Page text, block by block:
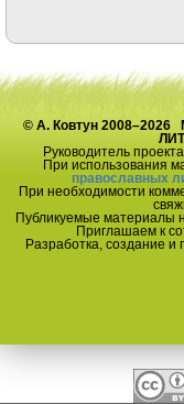
© А. Ковтун
Руководитель
При использования
православных
При необходимости
Публикуемые материалы
Приглашаем к
Разработка, создание и